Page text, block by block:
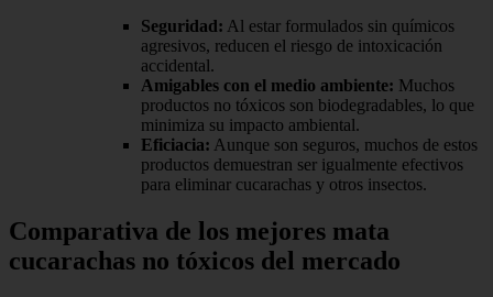
Seguridad: Al estar formulados sin químicos
agresivos, reducen el riesgo de intoxicación
accidental.
Amigables con el medio ambiente: Muchos
productos no tóxicos son biodegradables, lo que
minimiza su impacto ambiental.
Eficiacia: Aunque son seguros, muchos de estos
productos demuestran ser igualmente efectivos
para eliminar cucarachas y otros insectos.
Comparativa de los mejores mata
cucarachas no tóxicos del mercado